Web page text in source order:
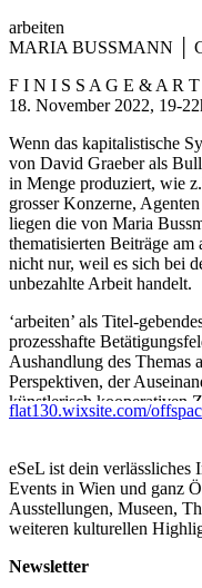
arbeiten
MARIA BUSSMANN │
F I N I S S A G E & A R
18. November 2022, 19-
Wenn das kapitalistische
von David Graeber als
in Menge produziert, wie
grosser Konzerne,
liegen die von Maria
thematisierten Beiträge am
nicht nur, weil es sich bei
unbezahlte Arbeit handelt.
‘arbeiten’ als Titel-
prozesshafte
Aushandlung des Themas
Perspektiven, der
künstlerisch kooperativen
Kollaboration mit dem
Christoph Urwalek
Sorgearbeit in einem
zwischen körperlicher
Werkzeugen
geprägt von
und entsprechend
flat130.wixsite.com/
eSeL ist dein
Events in Wien und ganz
Ausstellungen, Museen,
weiteren kulturellen
Newsletter